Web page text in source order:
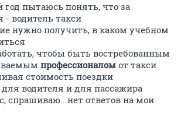
пытаюсь понять, что за
- водитель такси
нужно получить, в каком учебном
чтобы быть востребованным
профессионалом от такси
стоимость поездки
водителя и для пассажира
спрашиваю...нет ответов на мои